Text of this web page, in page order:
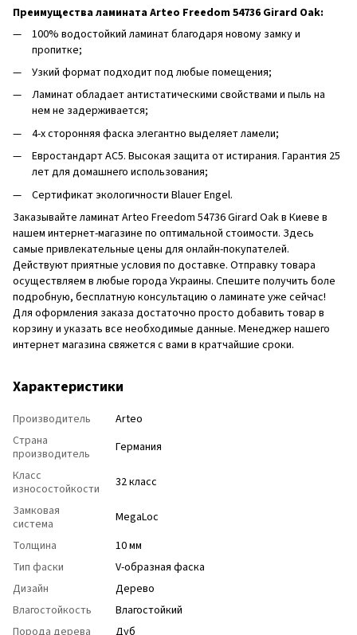
Преимущества ламината Arteo Freedom 54736 Girard Oak:
100% водостойкий ламинат благодаря новому замку и
пропитке;
Узкий формат подходит под любые помещения;
Ламинат обладает антистатическими свойствами и пыль на
нем не задерживается;
4-х сторонняя фаска элегантно выделяет ламели;
Евростандарт AC5. Высокая защита от истирания. Гарантия 25
лет для домашнего использования;
Сертификат экологичности Blauer Engel.
Заказывайте ламинат Arteo Freedom 54736 Girard Oak в Киеве в
нашем интернет-магазине по оптимальной стоимости. Здесь
самые привлекательные цены для онлайн-покупателей.
Действуют приятные условия по доставке. Отправку товара
осуществляем в любые города Украины. Спешите получить боле
подробную, бесплатную консультацию о ламинате уже сейчас!
Для оформления заказа достаточно просто добавить товар в
корзину и указать все необходимые данные. Менеджер нашего
интернет магазина свяжется с вами в кратчайшие сроки.
Характеристики
Производитель
Arteo
Страна
производитель
Германия
Класс
износостойкости
32 класс
Замковая
система
MegaLoc
Толщина
10 мм
Тип фаски
V-образная фаска
Дизайн
Дерево
Влагостойкость
Влагостойкий
Порода дерева
Дуб